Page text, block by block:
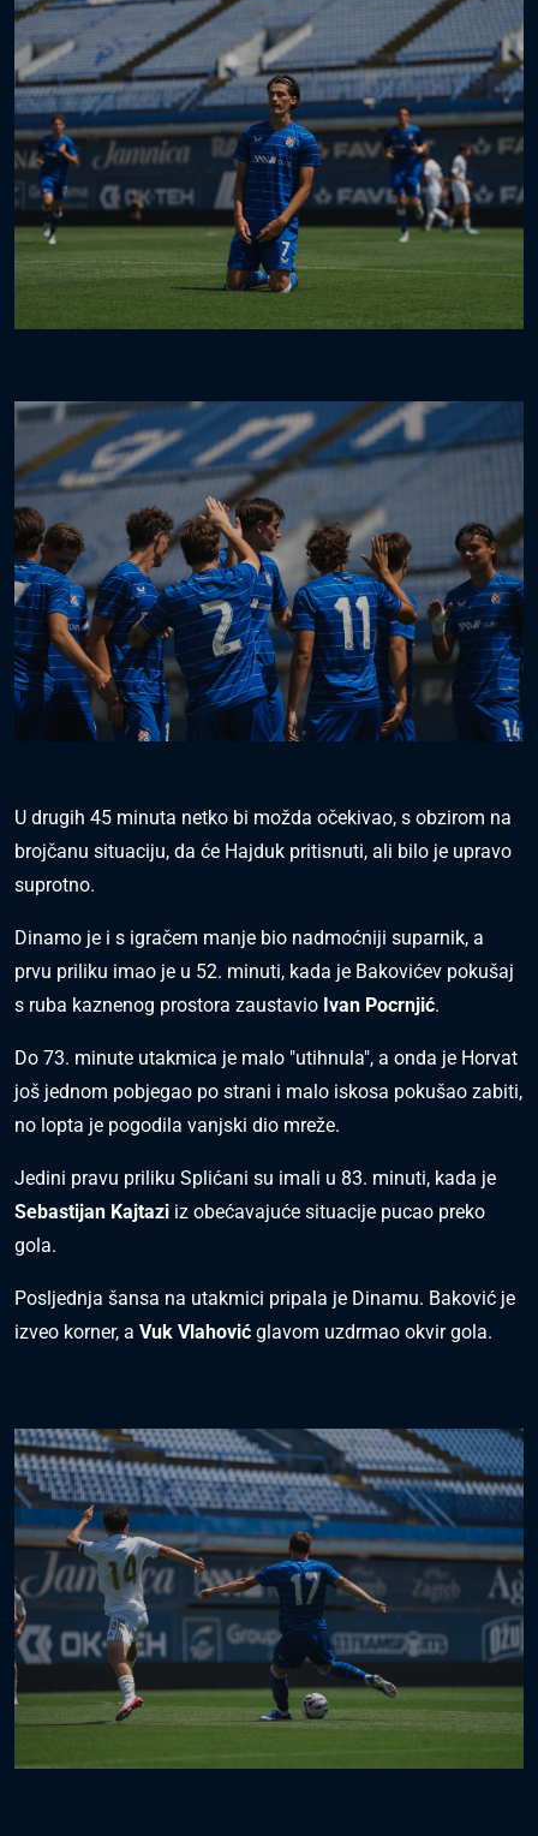
U drugih 45 minuta netko bi možda očekivao, s obzirom na
brojčanu situaciju, da će Hajduk pritisnuti, ali bilo je upravo
suprotno.
Dinamo je i s igračem manje bio nadmoćniji suparnik, a
prvu priliku imao je u 52. minuti, kada je Bakovićev pokušaj
s ruba kaznenog prostora zaustavio Ivan Pocrnjić.
Do 73. minute utakmica je malo "utihnula", a onda je Horvat
još jednom pobjegao po strani i malo iskosa pokušao zabiti,
no lopta je pogodila vanjski dio mreže.
Jedini pravu priliku Splićani su imali u 83. minuti, kada je
Sebastijan Kajtazi iz obećavajuće situacije pucao preko
gola.
Posljednja šansa na utakmici pripala je Dinamu. Baković je
izveo korner, a Vuk Vlahović glavom uzdrmao okvir gola.